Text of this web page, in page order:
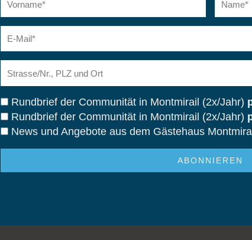
AboRundbrief der Communität in Montmirail (2x/Jahr)
Rundbrief der Communität in Montmirail (2x/Jahr)
News und Angebote aus dem Gästehaus
ABONNIEREN